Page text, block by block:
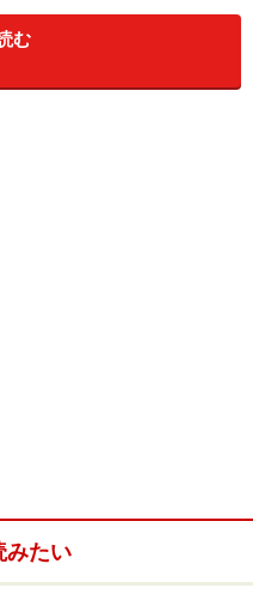
む
みたい